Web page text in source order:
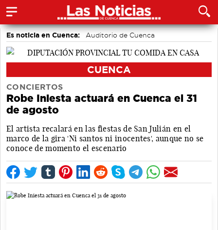
Es noticia en Cuenca: Auditorio de Cuenca
CUENCA
CONCIERTOS
Robe Iniesta actuará en Cuenca el 31
de agosto
El artista recalará en las fiestas de San Julián en el
marco de la gira 'Ni santos ni inocentes', aunque no se
conoce de momento el escenario